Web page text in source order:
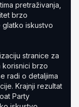
pretraživanja,
brzo
glatko iskustvo
stranice za
korisnici brzo
radi o detaljima
Krajnji rezultat
Party